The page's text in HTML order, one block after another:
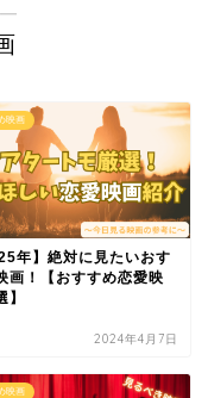
―
映画
年】絶対に見たいおす
画！【おすすめ恋愛映
】
2024年4月7日
映画